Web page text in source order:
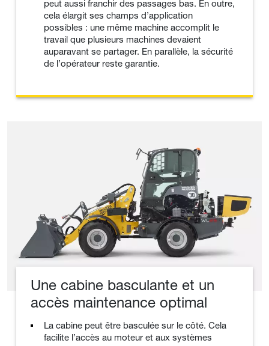
peut aussi franchir des passages bas. En outre,
cela élargit ses champs d’application
possibles : une même machine accomplit le
travail que plusieurs machines devaient
auparavant se partager. En parallèle, la sécurité
de l’opérateur reste garantie.
Une cabine basculante et un
accès maintenance optimal
La cabine peut être basculée sur le côté. Cela
facilite l’accès au moteur et aux systèmes